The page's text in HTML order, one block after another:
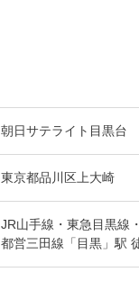
朝日サテライト目黒台
東京都品川区上大崎
JR山手線・東急目黒線
都営三田線「目黒」駅